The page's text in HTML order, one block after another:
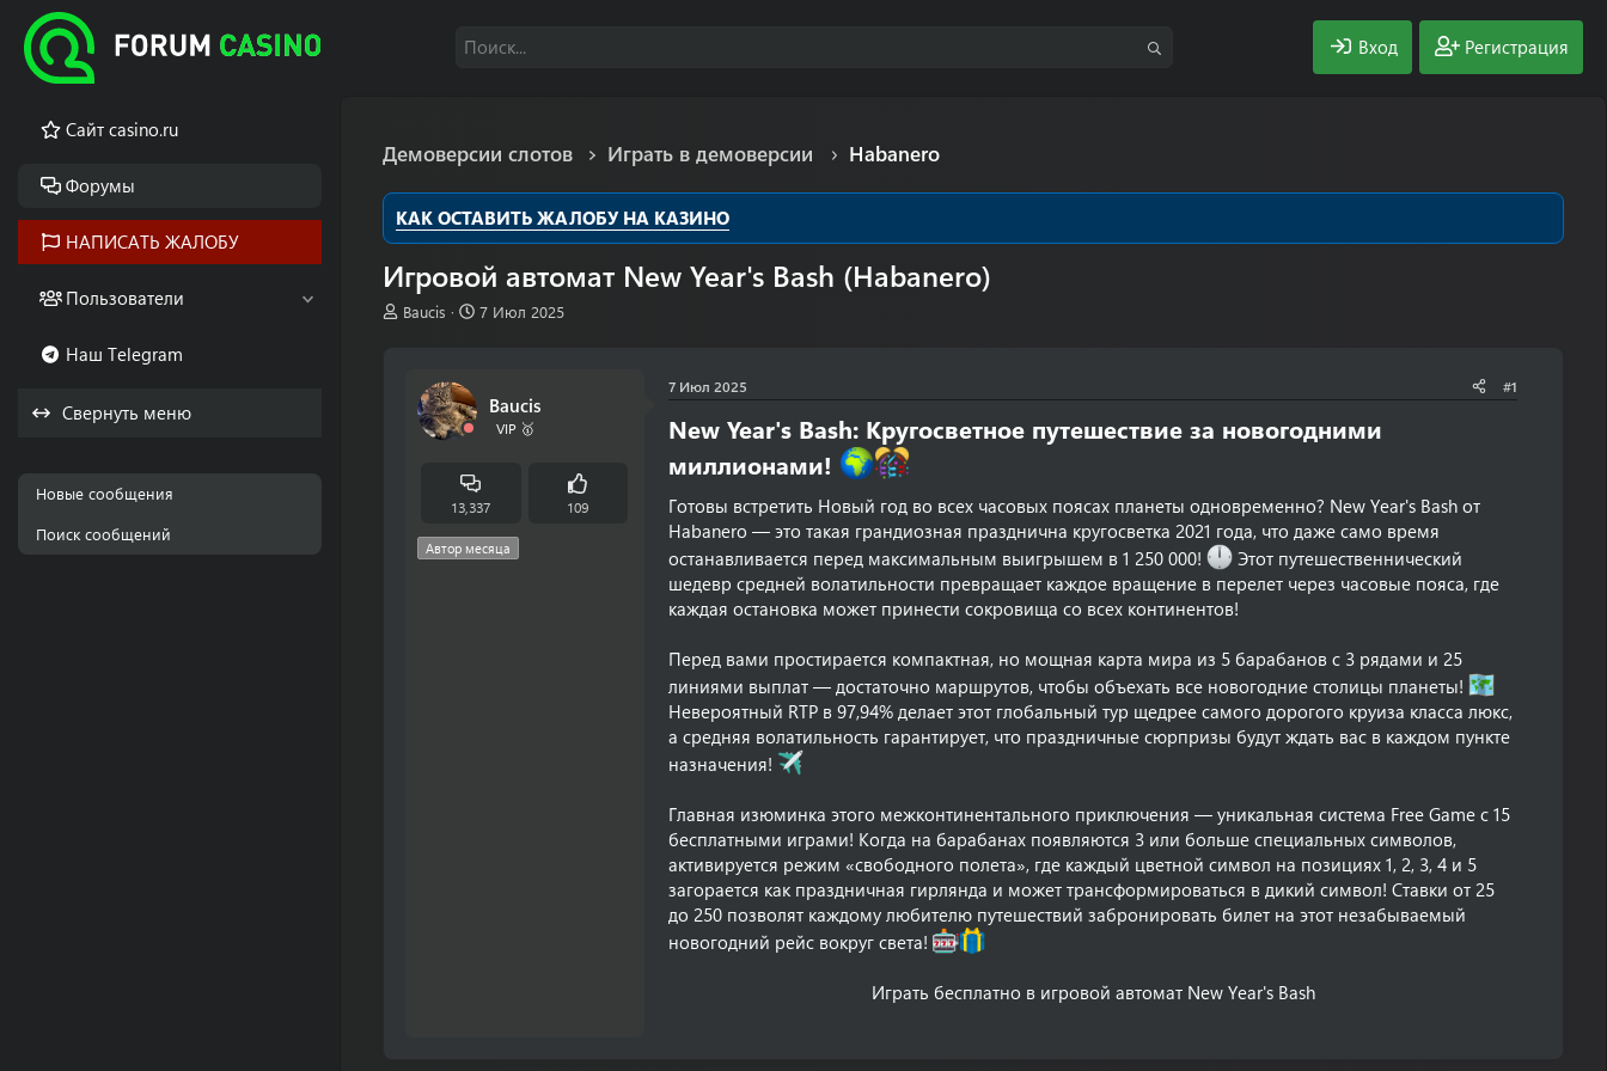
Вход Регистрация
Cайт casino.ru
Форумы
НАПИСАТЬ ЖАЛОБУ
Пользователи
Наш Telegram
Свернуть меню
Новые сообщения
Поиск сообщений
Демоверсии слотов Играть в демоверсии Habanero
КАК ОСТАВИТЬ ЖАЛОБУ НА КАЗИНО
Игровой автомат New Year's Bash (Habanero)
А
Baucis
Д
л
а
7 Июл 2025
Baucis
VIP 🥇
13,337 109
Автор месяца
7 Июл 2025 #1
New Year's Bash: Кругосветное путешествие за новогодними
миллионами!
Готовы встретить Новый год во всех часовых поясах планеты одновременно? New Year's Bash от
Habanero — это такая грандиозная празднична кругосветка 2021 года, что даже само время
останавливается перед максимальным выигрышем в 1 250 000!
Этот путешественнический
шедевр средней волатильности превращает каждое вращение в перелет через часовые пояса, где
каждая остановка может принести сокровища со всех континентов!
Перед вами простирается компактная, но мощная карта мира из 5 барабанов с 3 рядами и 25
линиями выплат — достаточно маршрутов, чтобы объехать все новогодние столицы планеты!
Невероятный RTP в 97,94% делает этот глобальный тур щедрее самого дорогого круиза класса люкс,
а средняя волатильность гарантирует, что праздничные сюрпризы будут ждать вас в каждом пункте
назначения!
Главная изюминка этого межконтинентального приключения — уникальная система Free Game с 15
бесплатными играми! Когда на барабанах появляются 3 или больше специальных символов,
активируется режим «свободного полета», где каждый цветной символ на позициях 1, 2, 3, 4 и 5
загорается как праздничная гирлянда и может трансформироваться в дикий символ! Ставки от 25
до 250 позволят каждому любителю путешествий забронировать билет на этот незабываемый
новогодний рейс вокруг света!
Играть бесплатно в игровой автомат New Year's Bash​